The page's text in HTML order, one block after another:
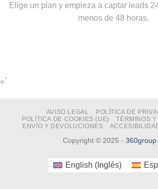
Elige un plan y empieza a captar leads
menos de 48 horas.
«`
AVISO LEGAL
POLÍTICA DE
POLÍTICA DE COOKIES (UE)
TÉRMINOS
ENVÍO Y DEVOLUCIONES
Copyright © 2025 -
English ( Inglés)